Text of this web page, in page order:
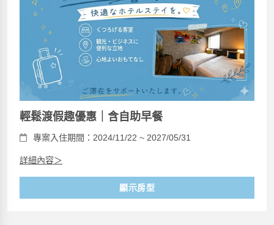
輕鬆渡假趣優惠｜含自助早餐
專案入住期間：2024/11/22 ~ 2027/05/31
詳細內容＞
顯示房型